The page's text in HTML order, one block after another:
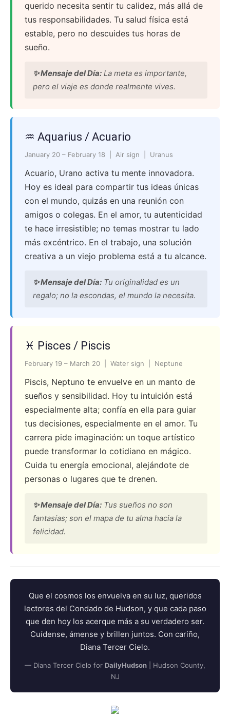
querido necesita sentir tu calidez, más allá de
tus responsabilidades. Tu salud física está
estable, pero no descuides tus horas de
sueño.
✨ Mensaje del Día: La meta es importante,
pero el viaje es donde realmente vives.
♒ Aquarius / Acuario
January 20 – February 18 | Air sign | Uranus
Acuario, Urano activa tu mente innovadora.
Hoy es ideal para compartir tus ideas únicas
con el mundo, quizás en una reunión con
amigos o colegas. En el amor, tu autenticidad
te hace irresistible; no temas mostrar tu lado
más excéntrico. En el trabajo, una solución
creativa a un viejo problema está a tu alcance.
✨ Mensaje del Día: Tu originalidad es un
regalo; no la escondas, el mundo la necesita.
♓ Pisces / Piscis
February 19 – March 20 | Water sign | Neptune
Piscis, Neptuno te envuelve en un manto de
sueños y sensibilidad. Hoy tu intuición está
especialmente alta; confía en ella para guiar
tus decisiones, especialmente en el amor. Tu
carrera pide imaginación: un toque artístico
puede transformar lo cotidiano en mágico.
Cuida tu energía emocional, alejándote de
personas o lugares que te drenen.
✨ Mensaje del Día: Tus sueños no son
fantasías; son el mapa de tu alma hacia la
felicidad.
Que el cosmos los envuelva en su luz, queridos
lectores del Condado de Hudson, y que cada paso
que den hoy los acerque más a su verdadero ser.
Cuídense, ámense y brillen juntos. Con cariño,
Diana Tercer Cielo.
— Diana Tercer Cielo for DailyHudson | Hudson County,
NJ